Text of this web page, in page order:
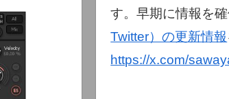
す。早期に情報を
Twitter）の更新情報
https://x.com/